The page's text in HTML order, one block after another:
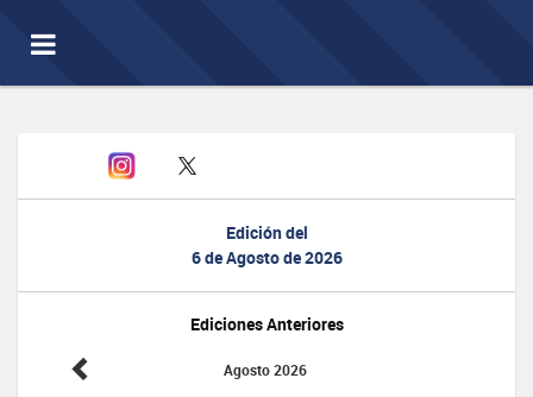
Toggle
navigation
Edición del
6 de Agosto de 2026
Ediciones Anteriores
Agosto 2026